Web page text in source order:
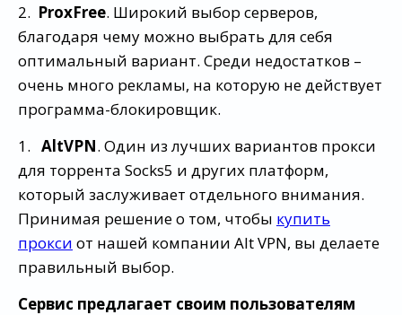
2. ProxFree. Широкий выбор серверов,
благодаря чему можно выбрать для себя
оптимальный вариант. Среди недостатков –
очень много рекламы, на которую не действует
программа-блокировщик.
1. AltVPN. Один из лучших вариантов прокси
для торрента Socks5 и других платформ,
который заслуживает отдельного внимания.
Принимая решение о том, чтобы купить
прокси от нашей компании Alt VPN, вы делаете
правильный выбор.
Сервис предлагает своим пользователям